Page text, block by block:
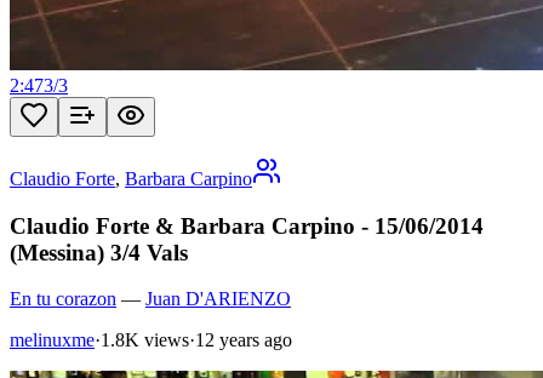
2:473/3
Claudio Forte, Barbara Carpino
Claudio Forte & Barbara Carpino - 15/06/2014
(Messina) 3/4 Vals
En tu corazon — Juan D'ARIENZO
melinuxme·1.8K views·12 years ago